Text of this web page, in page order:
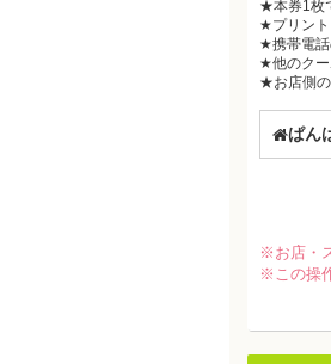
★本券1枚
★プリント
★携帯電話
★他のクー
★お店側の
ぱん
※お店・
※この操